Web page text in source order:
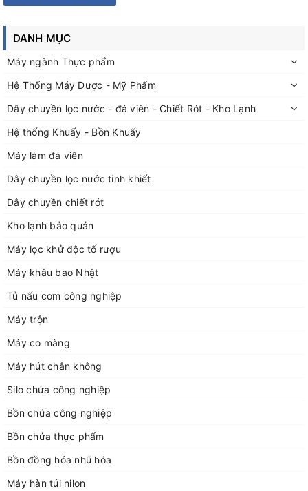
DANH MỤC
Máy ngành Thực phẩm
Hệ Thống Máy Dược - Mỹ Phẩm
Dây chuyền lọc nước - đá viên - Chiết Rót - Kho Lạnh
Hệ thống Khuấy - Bồn Khuấy
Máy làm đá viên
Dây chuyền lọc nước tinh khiết
Dây chuyền chiết rót
Kho lạnh bảo quản
Máy lọc khử độc tố rượu
Máy khâu bao Nhật
Tủ nấu cơm công nghiệp
Máy trộn
Máy co màng
Máy hút chân không
Silo chứa công nghiệp
Bồn chứa công nghiệp
Bồn chứa thực phẩm
Bồn đồng hóa nhũ hóa
Máy hàn túi nilon